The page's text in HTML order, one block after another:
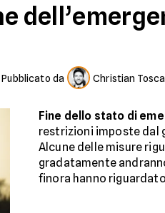
Pubblicato da Christian
Fine dello stato di
restrizioni imposte dal
Alcune delle misure
gradatamente
finora hanno